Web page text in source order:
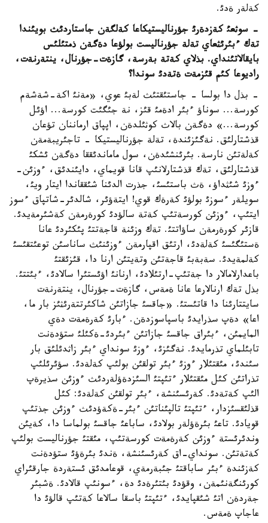
كةلةر ةدئ.
- سوثعئ كةزدةرئ جؤرناليستيكاعا كةلگةن جاستاردئث بويئندا
تةك ءبئرئثعاي تةلة جؤرناليست بولؤعا دةگةن ذمتئلئس
بايقالاتئنداي. بذلاي كةتة بةرسة، گازةت-جؤرنال، ينتةرنةت،
راديوعا كئم قئزمةت ةتةدئ سوندا؟
- بذل دا بولسا - جاستئقتئث لةبئ عوي، «مةنئ اكة-شةشةم
كورسة... سوناؤ ءبئر ادةمئ قئز، نة جئگئت كورسة... اؤئل
كورسة...» دةگةن بالاث كوثئلدةن، اپپاق ارماننان تؤعان
قذشتارلئق. نةگئزئندة، تةلة جؤرناليستيكا - تاجئريبةمةن
كةلةتئن نارسة. بئرئنشئدةن، سول ماماندئققا دةگةن ئشكئ
قذشتارلئق، تةك قذشتارلانئپ قانا قويماي، دايئندئق، ءوزئن-
ءوزئ شئثداؤ، ةث باستئسئ، جذرت الدئنا شئققاندا ايتار ويئ،
سويلةر ءسوزئ بولؤئ كةرةك قوي! ايتةؤئر، شالدئر-شاتپاق ءسوز
ايتئپ، ءوزئن كورسةتئپ كةتة سالؤدئ كورةرمةن كةشئرمةيدئ.
قازئر كورةرمةن ساؤاتتئ. تةك وزئنة قاجةتتئ پئكئردئ عانا
ةستئگئسئ كةلةدئ، ارتئق اقپارمةن ءوزئنئث ساناسئن توعئتقئسئ
كةلمةيدئ. سةبةبئ قاجةتئن وتةيتئن ارنا دا، قئزئقتئ
باعدارلامالار دا جةتئپ-ارتئلادئ، ارنانئ اؤئستئرا سالادئ، ءبئتتئ.
بذل تةك ارنالارعا عانا ةمةس، گازةت-جؤرنال، ينتةرنةت
سايتتارئنا دا قاتئستئ. «جاقسئ جازاتئن شاكئرتتةرئثئز بار ما،
اعا» دةپ سذرايدئ باسپاسوزدةن. ءبارئ كةرةمةت دةي
المايمئن، ءبئراق جاقسئ جازاتئن ءبئردئ-ةكئلئ ستؤدةنت
تابئلماي تذرمايدئ. نةگئزئ، ءوزئ سونداي ءبئر زاثدئلئق بار
سئندئ، مئقتئلار ءوزئ ءبئر تولقئن بولئپ كةلةدئ. سؤئرئلئپ
تذراتئن كئل مئقتئلار ءتئپتئ السئزدةؤلةردئث ءوزئن سذيرةپ
الئپ كةتةدئ. كةرئسئنشة، ءبئر تولقئن كةلةدئ: كئل
قذلئقسئزدار، ءتئپتئ تالپئناتئن ءبئر-ةكةؤدئث ءوزئن جذتئپ
قويادئ. تاعئ بئرةؤلةر بولادئ، ساباعئ جاقسئ بولماسا دا، كةيئن
وندئرئستة ءوزئن كةرةمةت كورسةتئپ، مئقتئ جؤرناليست بولئپ
كةتةتئن. سونداي-اق كةرئسئنشة، ةندئ بئرةؤئ ستؤدةنت
كةزئندة ءبئر ساباقتئ جئبةرمةي، قوعامدئق ئستةردة جارقئراي
كورئنگةنئمةن، وقؤدئ بئتئرةدئ دة، ءسونئپ قالادئ. ةشبئر
جةردةن اتئ شئقپايدئ، ءتئپتئ باسقا سالاعا كةتئپ قالؤئ دا
عاجاپ ةمةس.